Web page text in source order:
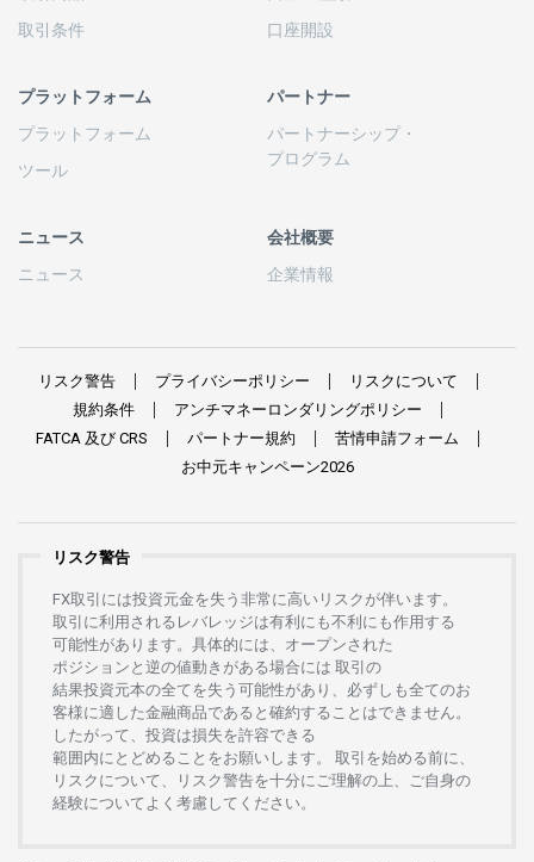
取引条件
口座開設
プラットフォーム
プラットフォーム
ツール
パートナー
パートナーシップ・
プログラム
ニュース
ニュース
会社概要
企業情報
リスク警告 プライバシーポリシー
リスクについて
規約条件
アンチマネーロンダリングポリシー
FATCA 及び CRS パートナー規約 苦情申請フォーム
お中元キャンペーン2026
リスク警告
FX取引には投資元金を失う 非常に高い リスクが伴います。
取引に利用さ れる レバレッジは有利にも不利にも作用する
可能性があります。 具体的には、 オープンさ れた
ポジションと 逆の値動きがある場合には 取引の
結果投資元本の全てを失う 可能性があり、 必ずしも全てのお
客様に適した金融商品であると 確約することはできません。
したがって、 投資は損失を許容できる
範囲内にとどめることをお願いします。 取引を始める前に、
リスクについて、
リスク警告を十分にご理解の上、 ご自身の
経験についてよく 考慮してください。